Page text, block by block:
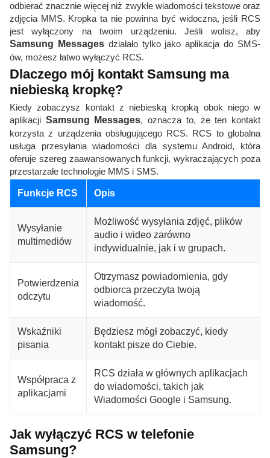
odbierać znacznie więcej niż zwykłe wiadomości tekstowe oraz
zdjęcia MMS. Kropka ta nie powinna być widoczna, jeśli RCS
jest wyłączony na twoim urządzeniu. Jeśli wolisz, aby
Samsung Messagesdziałało tylko jako aplikacja do SMS-
ów, możesz łatwo wyłączyć RCS.
Dlaczego mój kontakt Samsung ma
niebieską kropkę?
Kiedy zobaczysz kontakt z niebieską kropką obok niego w
aplikacji Samsung Messages, oznacza to, że ten kontakt
korzysta z urządzenia obsługującego RCS. RCS to globalna
usługa przesyłania wiadomości dla systemu Android, która
oferuje szereg zaawansowanych funkcji, wykraczających poza
przestarzałe technologie MMS i SMS.
Funkcje RCS Opis
Wysyłanie
multimediów
Możliwość wysyłania zdjęć, plików
audio i wideo zarówno
indywidualnie, jak i w grupach.
Potwierdzenia
odczytu
Otrzymasz powiadomienia, gdy
odbiorca przeczyta twoją
wiadomość.
Wskaźniki
pisania
Będziesz mógł zobaczyć, kiedy
kontakt pisze do Ciebie.
Współpraca z
aplikacjami
RCS działa w głównych aplikacjach
do wiadomości, takich jak
Wiadomości Google i Samsung.
Jak wyłączyć RCS w telefonie
Samsung?